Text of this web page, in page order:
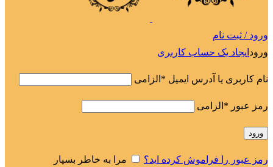
ورود / ثبت نام
ورود ایجاد یک حساب کاربری
نام کاربری یا آدرس ایمیل * الزامی
رمز عبور * الزامی
ورود
رمز عبور را فراموش کرده اید؟ مرا به خاطر بسپار